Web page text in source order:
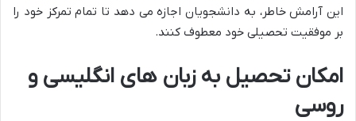
این آرامش خاطر، به دانشجویان اجازه می دهد تا تمام تمرکز خود را
بر موفقیت تحصیلی خود معطوف کنند.
امکان تحصیل به زبان های انگلیسی و
روسی